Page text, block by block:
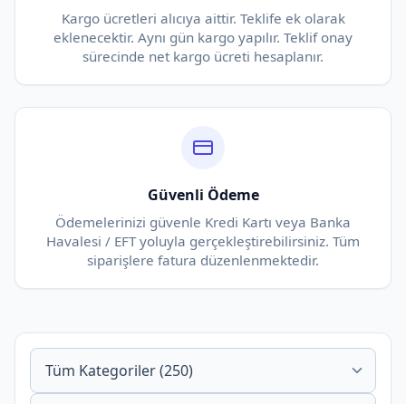
Kargo ücretleri alıcıya aittir. Teklife ek olarak
eklenecektir. Aynı gün kargo yapılır. Teklif onay
sürecinde net kargo ücreti hesaplanır.
Güvenli Ödeme
Ödemelerinizi güvenle Kredi Kartı veya Banka
Havalesi / EFT yoluyla gerçekleştirebilirsiniz. Tüm
siparişlere fatura düzenlenmektedir.